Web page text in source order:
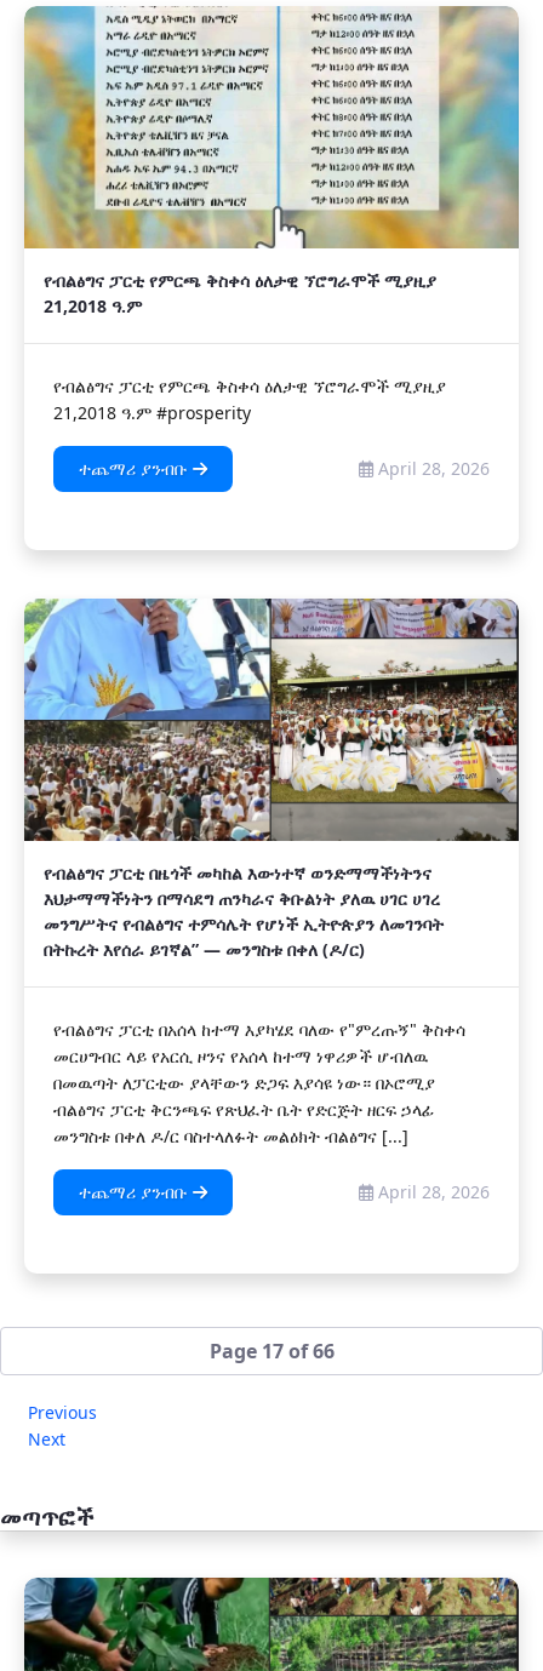
የብልፅግና ፓርቲ የምርጫ ቅስቀሳ ዕለታዊ ኘሮግራሞች ሚያዚያ
21,2018 ዓ.ም
የብልፅግና ፓርቲ የምርጫ ቅስቀሳ ዕለታዊ ኘሮግራሞች ሚያዚያ
21,2018 ዓ.ም #prosperity
ተጨማሪ ያንብቡ April 28, 2026
የብልፅግና ፓርቲ በዜጎች መካከል እውነተኛ ወንድማማችነትንና
እህታማማችነትን በማሳደግ ጠንካራና ቅቡልነት ያለዉ ሀገር ሀገረ
መንግሥትና የብልፅግና ተምሳሌት የሆነች ኢትዮጵያን ለመገንባት
በትኩረት እየሰራ ይገኛል” — መንግስቱ በቀለ (ዶ/ር)
የብልፅግና ፓርቲ በአሰላ ከተማ እያካሄደ ባለው የ"ምረጡኝ" ቅስቀሳ
መርሀግብር ላይ የአርሲ ዞንና የአሰላ ከተማ ነዋሪዎች ሆብለዉ
በመዉጣት ለፓርቲው ያላቸውን ድጋፍ እያሳዩ ነው። በኦሮሚያ
ብልፅግና ፓርቲ ቅርንጫፍ የጽህፈት ቤት የድርጅት ዘርፍ ኃላፊ
መንግስቱ በቀለ ዶ/ር ባስተላለፉት መልዕክት ብልፅግና [...]
ተጨማሪ ያንብቡ April 28, 2026
Page 17 of 66
Previous
Next
መጣጥፎች
አዲስ